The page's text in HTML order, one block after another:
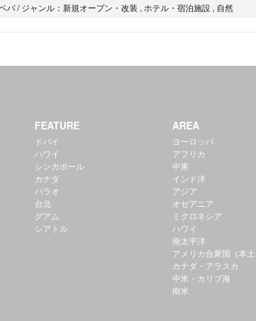
/ ジャンル：新規オープン・改装 , ホテル・宿泊施設 , 自然
FEATURE
ドバイ
ハワイ
シンガポール
カナダ
パラオ
台北
グアム
シアトル
AREA
ヨーロッパ
アフリカ
中東
インド洋
アジア
オセアニア
ミクロネシア
ハワイ
南太平洋
アメリカ合衆国（本土
カナダ・アラスカ
中米・カリブ海
南米